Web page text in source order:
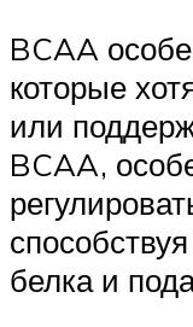
BCAA
которые
или
BCAA,
белка и